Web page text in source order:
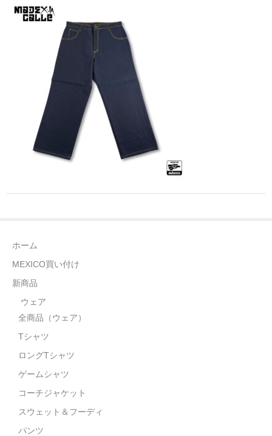
全商品（ウェア）
ロングTシャツ
ゲームシャツ
コーチジャケット
スウェット＆フーディ
ヘッドギア
ORIGINAL
STILL 90’s
Brown Pride
全商品（ORIGINAL）
ハニーカムトライプ
ホーム
MEXICO買い付け
新商品
ウェア
全商品（ウェア）
Tシャツ
ロングTシャツ
ゲームシャツ
コーチジャケット
スウェット＆フーディ
パンツ